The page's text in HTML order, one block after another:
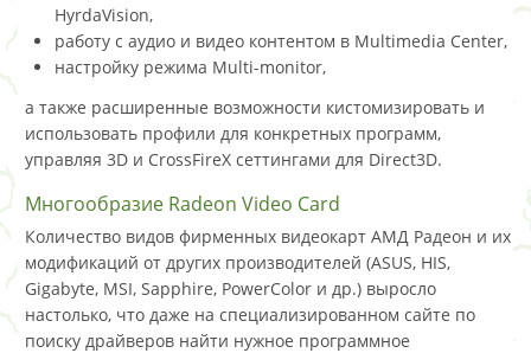
HyrdaVision,
работу с аудио и видео контентом в Multimedia Center,
настройку режима Multi-monitor,
а также расширенные возможности кистомизировать и
использовать профили для конкретных программ,
управляя 3D и CrossFireX сеттингами для Direct3D.
Многообразие Radeon Video Card
Количество видов фирменных видеокарт АМД Радеон и их
модификаций от других производителей (ASUS, HIS,
Gigabyte, MSI, Sapphire, PowerColor и др.) выросло
настолько, что даже на специализированном сайте по
поиску драйверов найти нужное программное